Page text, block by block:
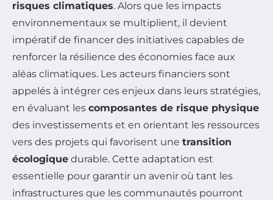
risques climatiques. Alors que les impacts
environnementaux se multiplient, il devient
impératif de financer des initiatives capables de
renforcer la résilience des économies face aux
aléas climatiques. Les acteurs financiers sont
appelés à intégrer ces enjeux dans leurs stratégies,
en évaluant les composantes de risque physique
des investissements et en orientant les ressources
vers des projets qui favorisent une transition
écologique durable. Cette adaptation est
essentielle pour garantir un avenir où tant les
infrastructures que les communautés pourront